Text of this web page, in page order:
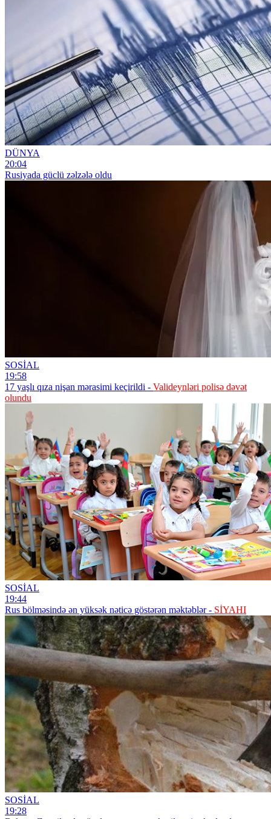
DÜNYA
20:04
Rusiyada güclü zəlzələ oldu
SOSİAL
19:58
17 yaşlı qıza nişan mərasimi keçirildi - Valideynləri polisə dəvət
olundu
SOSİAL
19:44
Rus bölməsində ən yüksək nəticə göstərən məktəblər - SİYAHI
SOSİAL
19:28